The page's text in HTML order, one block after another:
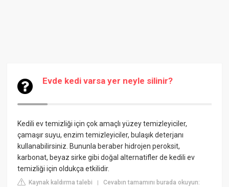
Evde kedi varsa yer neyle silinir?
Kedili ev temizliği için çok amaçlı yüzey temizleyiciler,
çamaşır suyu, enzim temizleyiciler, bulaşık deterjanı
kullanabilirsiniz. Bununla beraber hidrojen peroksit,
karbonat, beyaz sirke gibi doğal alternatifler de kedili ev
temizliği için oldukça etkilidir.
Kaynak kaldırma talebi |Cevabın tamamını burada okuyun: